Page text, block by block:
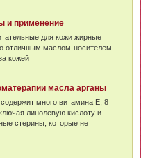
и применение
для кожи жирные
отличным маслом-носителем
кожей
масла арганы
много витамина Е, 8
линолевую кислоту и
стерины, которые не